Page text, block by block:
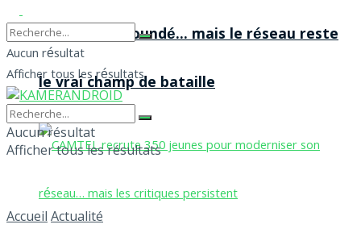
agences à Yaoundé… mais le réseau reste
le vrai champ de bataille
Aucun résultat
Afficher tous les résultats
Aucun résultat
Afficher tous les résultats
Accueil Actualité